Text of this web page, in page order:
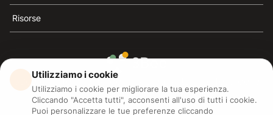
Risorse
3Bee è il riferimento della sostenibilità, la difesa delle
api e della biodiversità
Utilizziamo i cookie
Utilizziamo i cookie per migliorare la tua esperienza.
Cliccando "Accetta tutti", acconsenti all'uso di tutti i cookie.
Puoi personalizzare le tue preferenze cliccando